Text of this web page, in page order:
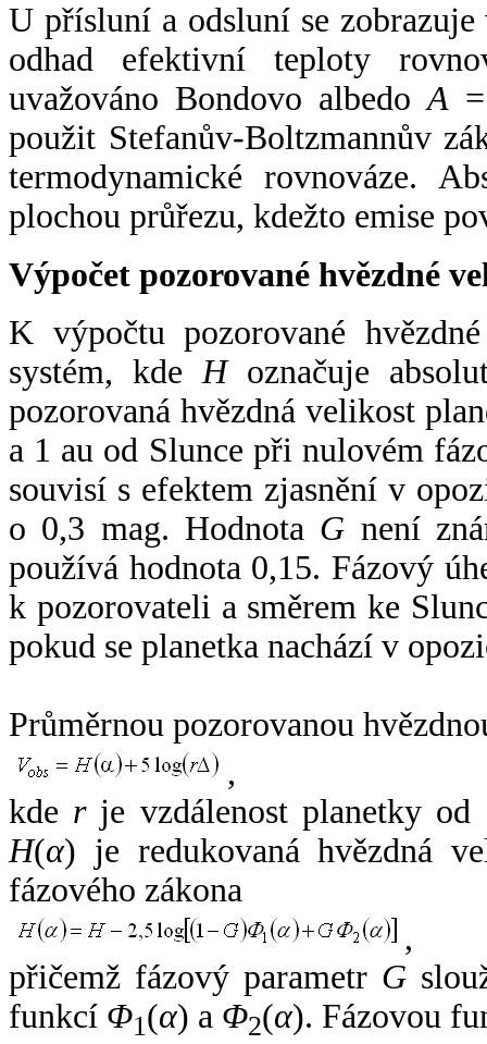
U přísluní a odsluní se
odhad efektivní teploty
uvažováno Bondovo albedoA
použit Stefanův-Boltzmannův
termodynamické rovnováze.
plochou průřezu, kdežto emise
Výpočet pozorované hvězdné
K výpočtu pozorované
systém, kde Hoznačuje
pozorovaná hvězdná velikost
a 1 au od Slunce při nulovém
souvisí s efektem zjasnění v
o 0,3 mag. Hodnota G není
používá hodnota 0,15. Fázový
k pozorovateli a směrem ke
pokud se planetka nachází v
Průměrnou pozorovanou
,
kde rje vzdálenost planetky od
H(α) je redukovaná hvězdná
fázového zákona
,
přičemž fázový parametr G
funkcí Φ1(α) a Φ2(α). Fázovou